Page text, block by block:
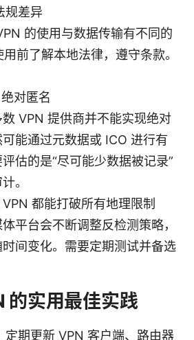
规差异
的使用与数据传输有不同的
前了解本地法律，遵守条款。
对匿名
VPN 提供商并不能实现绝对
可能通过元数据或 ICO 进行有
估的是“尽可能少数据被记录”
。
都能打破所有地理限制
平台会不断调整反检测策略，
间变化。需要定期测试并备选
的实用最佳实践
定期更新 VPN 客户端、路由器